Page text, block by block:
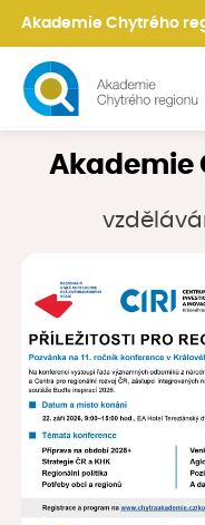
Akademie Chytrého
Akademie